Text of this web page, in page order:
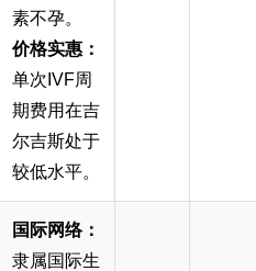
素不孕。
价格实惠：
单次IVF周
期费用在吉
尔吉斯处于
较低水平。
国际网络：
隶属国际生